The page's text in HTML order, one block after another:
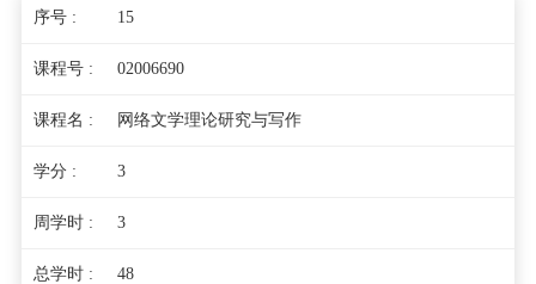
15
02006690
网络文学理论研究与写作
3
3
48